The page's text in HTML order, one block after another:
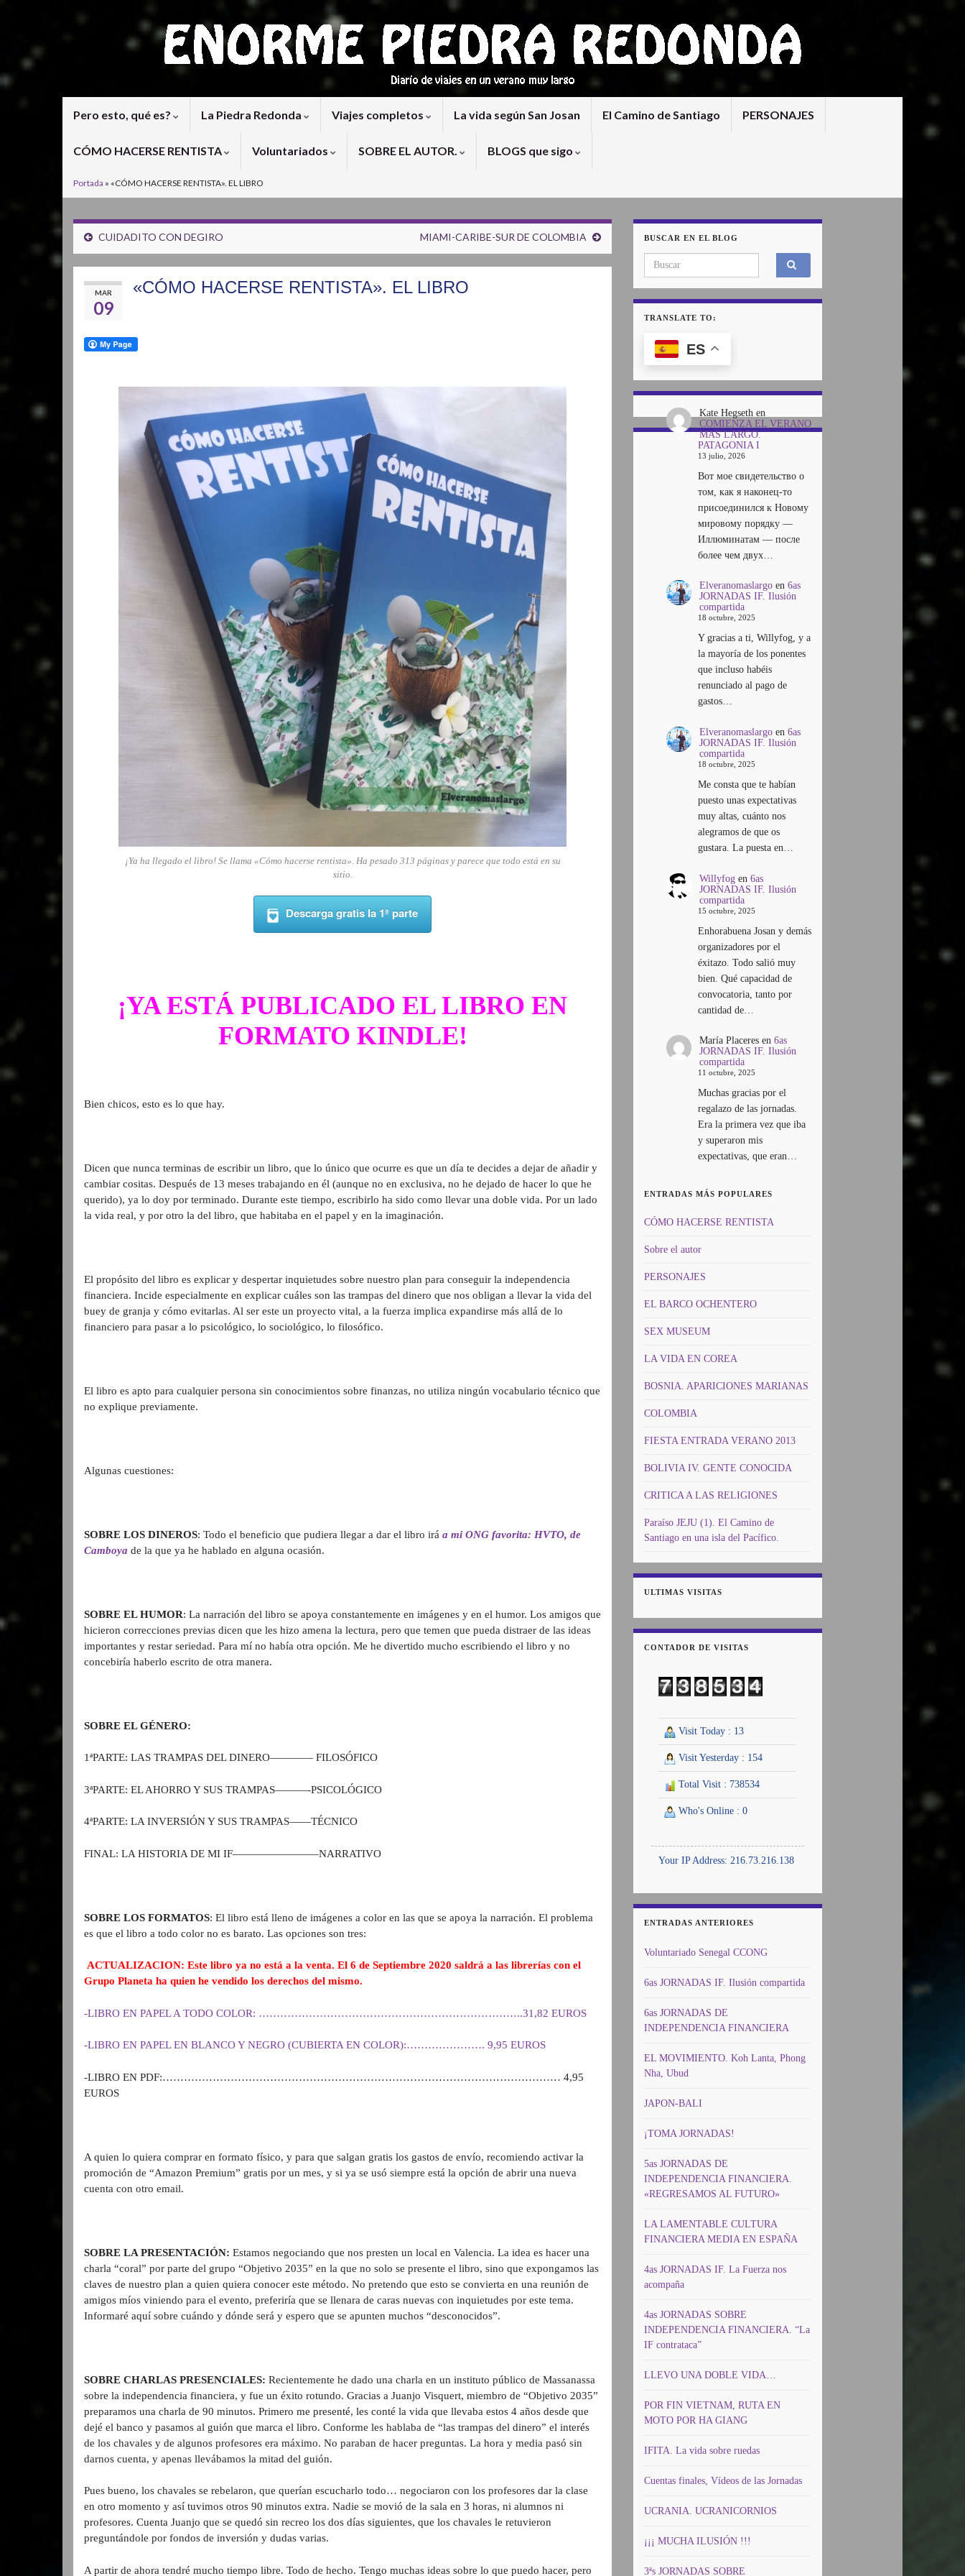
Pero esto, qué es? La Piedra Redonda Viajes completos La vida según San Josan El Camino de Santiago PERSONAJES
CÓMO HACERSE RENTISTA Voluntariados SOBRE EL AUTOR. BLOGS que sigo
Portada » «CÓMO HACERSE RENTISTA». EL LIBRO
CUIDADITO CON DEGIRO MIAMI-CARIBE-SUR DE COLOMBIA
MAR
09
«CÓMO HACERSE RENTISTA». EL LIBRO
¡Ya ha llegado el libro! Se llama «Cómo hacerse rentista». Ha pesado 313 páginas y parece que todo está en su
sitio.
Descarga gratis la 1ª parte
¡YA ESTÁ PUBLICADO EL LIBRO EN
FORMATO KINDLE!
Bien chicos, esto es lo que hay.
Dicen que nunca terminas de escribir un libro, que lo único que ocurre es que un día te decides a dejar de añadir y
cambiar cositas. Después de 13 meses trabajando en él (aunque no en exclusiva, no he dejado de hacer lo que he
querido), ya lo doy por terminado. Durante este tiempo, escribirlo ha sido como llevar una doble vida. Por un lado
la vida real, y por otro la del libro, que habitaba en el papel y en la imaginación.
El propósito del libro es explicar y despertar inquietudes sobre nuestro plan para conseguir la independencia
financiera. Incide especialmente en explicar cuáles son las trampas del dinero que nos obligan a llevar la vida del
buey de granja y cómo evitarlas. Al ser este un proyecto vital, a la fuerza implica expandirse más allá de lo
financiero para pasar a lo psicológico, lo sociológico, lo filosófico.
El libro es apto para cualquier persona sin conocimientos sobre finanzas, no utiliza ningún vocabulario técnico que
no explique previamente.
Algunas cuestiones:
SOBRE LOS DINEROS: Todo el beneficio que pudiera llegar a dar el libro irá a mi ONG favorita: HVTO, de
Camboya de la que ya he hablado en alguna ocasión.
SOBRE EL HUMOR: La narración del libro se apoya constantemente en imágenes y en el humor. Los amigos que
hicieron correcciones previas dicen que les hizo amena la lectura, pero que temen que pueda distraer de las ideas
importantes y restar seriedad. Para mí no había otra opción. Me he divertido mucho escribiendo el libro y no
concebiría haberlo escrito de otra manera.
SOBRE EL GÉNERO:
1ªPARTE: LAS TRAMPAS DEL DINERO———— FILOSÓFICO
3ªPARTE: EL AHORRO Y SUS TRAMPAS———-PSICOLÓGICO
4ªPARTE: LA INVERSIÓN Y SUS TRAMPAS——TÉCNICO
FINAL: LA HISTORIA DE MI IF————————NARRATIVO
SOBRE LOS FORMATOS: El libro está lleno de imágenes a color en las que se apoya la narración. El problema
es que el libro a todo color no es barato. Las opciones son tres:
ACTUALIZACION: Este libro ya no está a la venta. El 6 de Septiembre 2020 saldrá a las librerías con el
Grupo Planeta ha quien he vendido los derechos del mismo.
-LIBRO EN PAPEL A TODO COLOR: ………………………………………………………………..31,82 EUROS
-LIBRO EN PAPEL EN BLANCO Y NEGRO (CUBIERTA EN COLOR):…………………. 9,95 EUROS
-LIBRO EN PDF:………………………………………………………………………………………………… 4,95
EUROS
A quien lo quiera comprar en formato físico, y para que salgan gratis los gastos de envío, recomiendo activar la
promoción de “Amazon Premium” gratis por un mes, y si ya se usó siempre está la opción de abrir una nueva
cuenta con otro email.
SOBRE LA PRESENTACIÓN: Estamos negociando que nos presten un local en Valencia. La idea es hacer una
charla “coral” por parte del grupo “Objetivo 2035” en la que no solo se presente el libro, sino que expongamos las
claves de nuestro plan a quien quiera conocer este método. No pretendo que esto se convierta en una reunión de
amigos míos viniendo para el evento, preferiría que se llenara de caras nuevas con inquietudes por este tema.
Informaré aquí sobre cuándo y dónde será y espero que se apunten muchos “desconocidos”.
SOBRE CHARLAS PRESENCIALES: Recientemente he dado una charla en un instituto público de Massanassa
sobre la independencia financiera, y fue un éxito rotundo. Gracias a Juanjo Visquert, miembro de “Objetivo 2035”
preparamos una charla de 90 minutos. Primero me presenté, les conté la vida que llevaba estos 4 años desde que
dejé el banco y pasamos al guión que marca el libro. Conforme les hablaba de “las trampas del dinero” el interés
de los chavales y de algunos profesores era máximo. No paraban de hacer preguntas. La hora y media pasó sin
darnos cuenta, y apenas llevábamos la mitad del guión.
Pues bueno, los chavales se rebelaron, que querían escucharlo todo… negociaron con los profesores dar la clase
en otro momento y así tuvimos otros 90 minutos extra. Nadie se movió de la sala en 3 horas, ni alumnos ni
profesores. Cuenta Juanjo que se quedó sin recreo los dos días siguientes, que los chavales le retuvieron
preguntándole por fondos de inversión y dudas varias.
A partir de ahora tendré mucho tiempo libre. Todo de hecho. Tengo muchas ideas sobre lo que puedo hacer, pero
BUSCAR EN EL BLOG
Search for:
TRANSLATE TO:
ES
Kate Hegseth en
COMIENZA EL VERANO
MAS LARGO.
PATAGONIA I
13 julio, 2026
Вот мое свидетельство о
том, как я наконец-то
присоединился к Новому
мировому порядку —
Иллюминатам — после
более чем двух…
Elveranomaslargoen 6as
JORNADAS IF. Ilusión
compartida
18 octubre, 2025
Y gracias a ti, Willyfog, y a
la mayoría de los ponentes
que incluso habéis
renunciado al pago de
gastos…
Elveranomaslargoen 6as
JORNADAS IF. Ilusión
compartida
18 octubre, 2025
Me consta que te habían
puesto unas expectativas
muy altas, cuánto nos
alegramos de que os
gustara. La puesta en…
Willyfogen 6as
JORNADAS IF. Ilusión
compartida
15 octubre, 2025
Enhorabuena Josan y demás
organizadores por el
éxitazo. Todo salió muy
bien. Qué capacidad de
convocatoria, tanto por
cantidad de…
María Placeresen 6as
JORNADAS IF. Ilusión
compartida
11 octubre, 2025
Muchas gracias por el
regalazo de las jornadas.
Era la primera vez que iba
y superaron mis
expectativas, que eran…
ENTRADAS MÁS POPULARES
CÓMO HACERSE RENTISTA
Sobre el autor
PERSONAJES
EL BARCO OCHENTERO
SEX MUSEUM
LA VIDA EN COREA
BOSNIA. APARICIONES MARIANAS
COLOMBIA
FIESTA ENTRADA VERANO 2013
BOLIVIA IV. GENTE CONOCIDA
CRITICA A LAS RELIGIONES
Paraíso JEJU (1). El Camino de
Santiago en una isla del Pacífico.
ULTIMAS VISITAS
CONTADOR DE VISITAS
Visit Today : 13
Visit Yesterday : 154
Total Visit : 738534
Who's Online : 0
Your IP Address: 216.73.216.138
ENTRADAS ANTERIORES
Voluntariado Senegal CCONG
6as JORNADAS IF. Ilusión compartida
6as JORNADAS DE
INDEPENDENCIA FINANCIERA
EL MOVIMIENTO. Koh Lanta, Phong
Nha, Ubud
JAPON-BALI
¡TOMA JORNADAS!
5as JORNADAS DE
INDEPENDENCIA FINANCIERA.
«REGRESAMOS AL FUTURO»
LA LAMENTABLE CULTURA
FINANCIERA MEDIA EN ESPAÑA
4as JORNADAS IF. La Fuerza nos
acompaña
4as JORNADAS SOBRE
INDEPENDENCIA FINANCIERA. “La
IF contrataca”
LLEVO UNA DOBLE VIDA…
POR FIN VIETNAM, RUTA EN
MOTO POR HA GIANG
IFITA. La vida sobre ruedas
Cuentas finales, Vídeos de las Jornadas
UCRANIA. UCRANICORNIOS
¡¡¡ MUCHA ILUSIÓN !!!
3ªs JORNADAS SOBRE